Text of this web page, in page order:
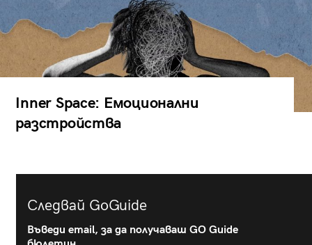
Inner Space: Емоционални
разстройства
Следвай GoGuide
Въведи email, за да получаваш GO Guide